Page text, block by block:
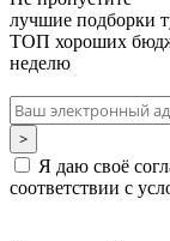
лучшие подборки
ТОП хороших
неделю
Я даю своё
соответствии с